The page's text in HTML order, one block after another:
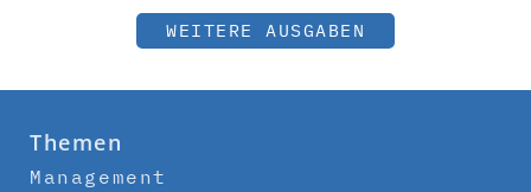
WEITERE AUSGABEN
Themen
Management